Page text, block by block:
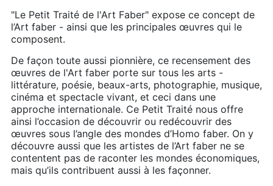
"Le Petit Traité de l'Art Faber" expose ce concept de
l’Art faber - ainsi que les principales œuvres qui le
composent.
De façon toute aussi pionnière, ce recensement des
œuvres de l'Art faber porte sur tous les arts -
littérature, poésie, beaux-arts, photographie, musique,
cinéma et spectacle vivant, et ceci dans une
approche internationale. Ce Petit Traité nous offre
ainsi l’occasion de découvrir ou redécouvrir des
œuvres sous l’angle des mondes d’Homo faber. On y
découvre aussi que les artistes de l’Art faber ne se
contentent pas de raconter les mondes économiques,
mais qu’ils contribuent aussi à les façonner.